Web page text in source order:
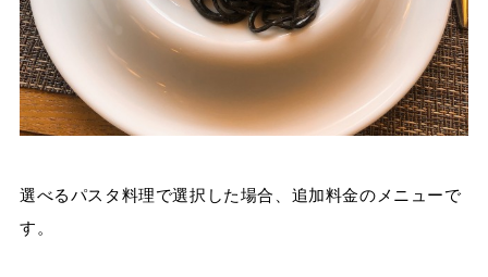
選べるパスタ料理で選択した場合、追加料金のメニューで
す。